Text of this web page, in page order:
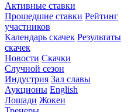
Активные ставки
Прошедшие ставки Рейтинг
участников
Календарь скачек Результаты
скачек
Новости Скачки
Случной сезон
Индустрия Зал славы
Аукционы English
Лошади Жокеи